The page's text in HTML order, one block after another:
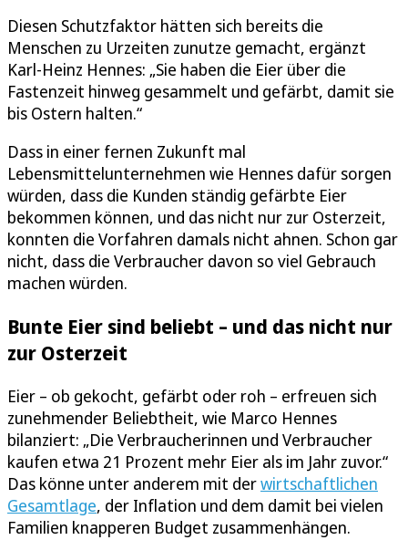
Diesen Schutzfaktor hätten sich bereits die
Menschen zu Urzeiten zunutze gemacht, ergänzt
Karl-Heinz Hennes: „Sie haben die Eier über die
Fastenzeit hinweg gesammelt und gefärbt, damit sie
bis Ostern halten.“
Dass in einer fernen Zukunft mal
Lebensmittelunternehmen wie Hennes dafür sorgen
würden, dass die Kunden ständig gefärbte Eier
bekommen können, und das nicht nur zur Osterzeit,
konnten die Vorfahren damals nicht ahnen. Schon gar
nicht, dass die Verbraucher davon so viel Gebrauch
machen würden.
Bunte Eier sind beliebt – und das nicht nur
zur Osterzeit
Eier – ob gekocht, gefärbt oder roh – erfreuen sich
zunehmender Beliebtheit, wie Marco Hennes
bilanziert: „Die Verbraucherinnen und Verbraucher
kaufen etwa 21 Prozent mehr Eier als im Jahr zuvor.“
Das könne unter anderem mit derwirtschaftlichen
Gesamtlage, der Inflation und dem damit bei vielen
Familien knapperen Budget zusammenhängen.